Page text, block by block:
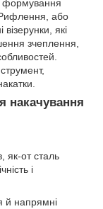
формування
або
які
зчеплення,
накачування
як-от сталь
і
й напрямні